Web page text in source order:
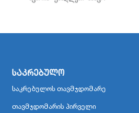
საკრებულო
საკრებულოს თავმჯდომარე
თავმჯდომარის პირველი